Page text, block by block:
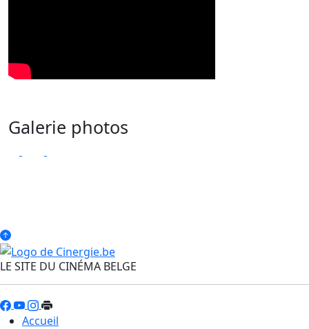
Galerie photos
LE SITE DU CINÉMA BELGE
Accueil